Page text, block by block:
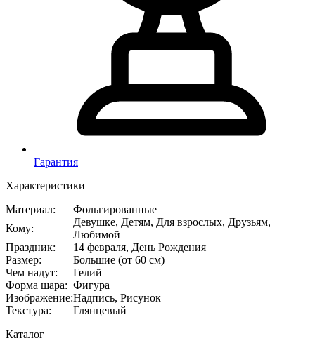
Гарантия
Характеристики
Материал:
Фольгированные
Кому:
Девушке, Детям, Для взрослых, Друзьям,
Любимой
Праздник:
14 февраля, День Рождения
Размер:
Большие (от 60 см)
Чем надут:
Гелий
Форма шара: Фигура
Изображение:Надпись, Рисунок
Текстура:
Глянцевый
Каталог